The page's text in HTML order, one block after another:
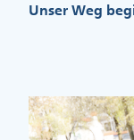
Unser Weg